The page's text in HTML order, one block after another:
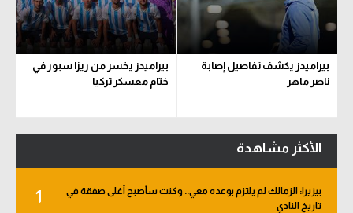
بيراميدز يكشف تفاصيل إصابة
ناصر ماهر
بيراميدز يخسر من ريزا سبور في
ختام معسكر تركيا
الأكثر مشاهدة
1
بيزيرا: الزمالك لم يلتزم بوعده معي.. وكنت سأصبح أغلى صفقة في
تاريخ النادي